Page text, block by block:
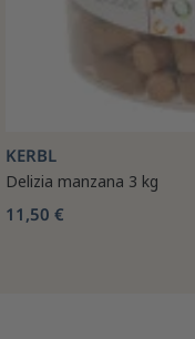
KERBL
Delizia manzana 3 kg
11,50 €